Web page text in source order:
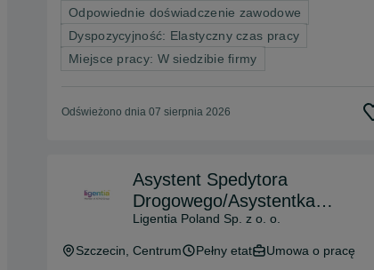
Odpowiednie doświadczenie zawodowe
Dyspozycyjność: Elastyczny czas pracy
Miejsce pracy: W siedzibie firmy
Odświeżono dnia 07 sierpnia 2026
Asystent Spedytora
Drogowego/Asystentka
Spedytora Drogowego
Ligentia Poland Sp. z o. o.
Szczecin, Centrum Pełny etat Umowa o pracę